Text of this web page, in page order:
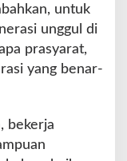
untuk
unggul di
prasyarat,
yang benar-
bekerja